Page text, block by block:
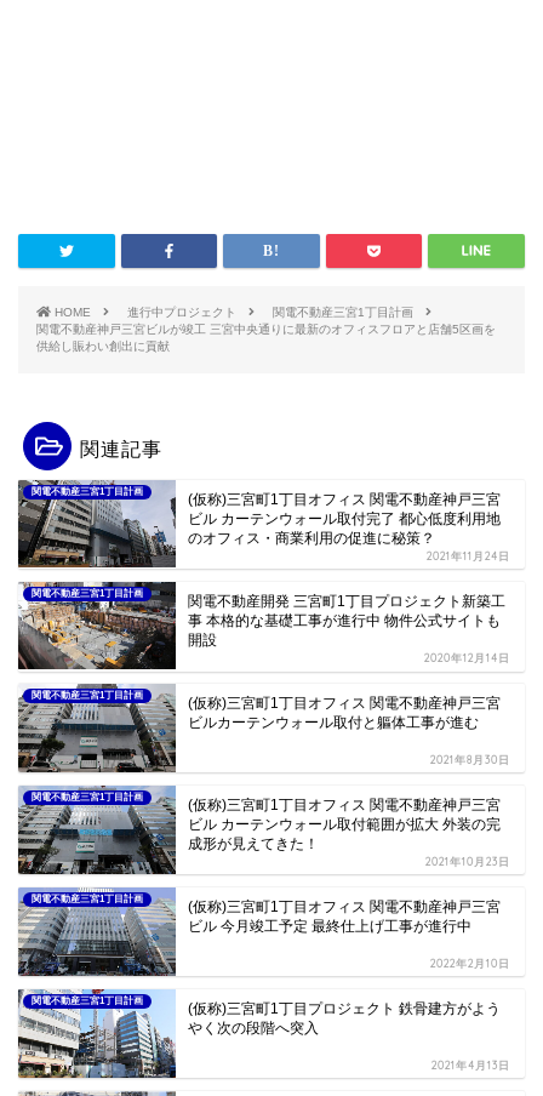
HOME 進行中プロジェクト
関電不動産三宮1丁目計画
関電不動産神戸三宮ビルが竣工 三宮中央通りに最新のオフィスフロアと店舗5区画を
供給し賑わい創出に貢献
関連記事
関電不動産三宮1丁目計画
(仮称)三宮町1丁目オフィス 関電不動産神戸三宮
ビル カーテンウォール取付完了 都心低度利用地
のオフィス・商業利用の促進に秘策？
2021年11月24日
関電不動産三宮1丁目計画
関電不動産開発 三宮町1丁目プロジェクト新築工
事 本格的な基礎工事が進行中 物件公式サイトも
開設
2020年12月14日
関電不動産三宮1丁目計画
(仮称)三宮町1丁目オフィス 関電不動産神戸三宮
ビルカーテンウォール取付と軀体工事が進む
2021年8月30日
関電不動産三宮1丁目計画
(仮称)三宮町1丁目オフィス 関電不動産神戸三宮
ビル カーテンウォール取付範囲が拡大 外装の完
成形が見えてきた！
2021年10月23日
関電不動産三宮1丁目計画
(仮称)三宮町1丁目オフィス 関電不動産神戸三宮
ビル 今月竣工予定 最終仕上げ工事が進行中
2022年2月10日
関電不動産三宮1丁目計画
(仮称)三宮町1丁目プロジェクト 鉄骨建方がよう
やく次の段階へ突入
2021年4月13日